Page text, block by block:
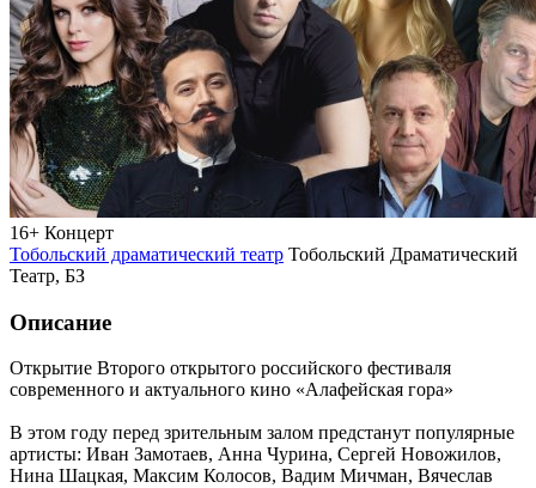
16+ Концерт
Тобольский драматический театр Тобольский Драматический
Театр, БЗ
Описание
Открытие Второго открытого российского фестиваля
современного и актуального кино «Алафейская гора»
В этом году перед зрительным залом предстанут популярные
артисты: Иван Замотаев, Анна Чурина, Сергей Новожилов,
Нина Шацкая, Максим Колосов, Вадим Мичман, Вячеслав